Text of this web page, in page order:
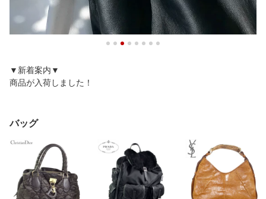
▼新着案内▼
商品が入荷しました！
バッグ